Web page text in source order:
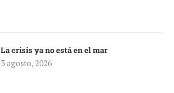
La crisis ya no está en el mar
3 agosto, 2026